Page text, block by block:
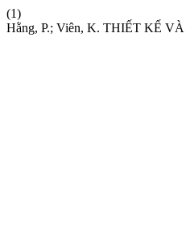
(1)
Hằng, P.; Viên, K. THIẾT KẾ